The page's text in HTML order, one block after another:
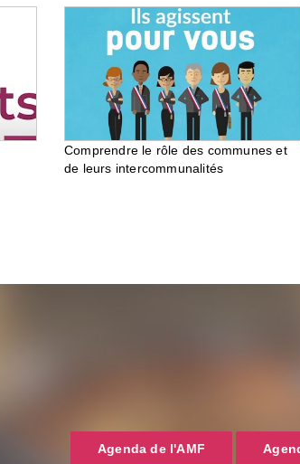
Comprendre le rôle des communes et
de leurs intercommunalités
Agenda de l'AMF